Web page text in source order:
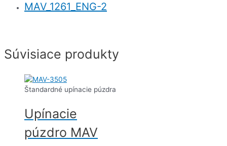
MAV_1261_ENG-2
Súvisiace produkty
Štandardné upínacie púzdra
Upínacie
púzdro MAV